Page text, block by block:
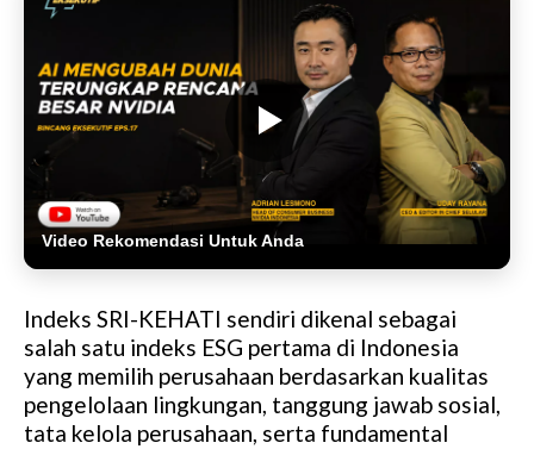
Video Rekomendasi Untuk Anda
Indeks SRI-KEHATI sendiri dikenal sebagai
salah satu indeks ESG pertama di Indonesia
yang memilih perusahaan berdasarkan kualitas
pengelolaan lingkungan, tanggung jawab sosial,
tata kelola perusahaan, serta fundamental